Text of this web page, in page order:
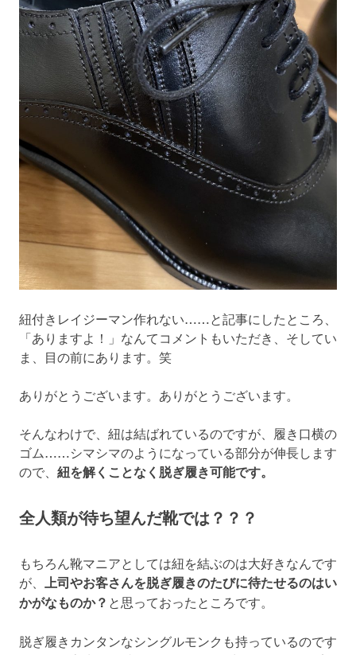
紐付きレイジーマン作れない……と記事にしたところ、
「ありますよ！」なんてコメントもいただき、そしてい
ま、目の前にあります。笑
ありがとうございます。ありがとうございます。
そんなわけで、紐は結ばれているのですが、履き口横の
ゴム……シマシマのようになっている部分が伸長します
ので、 紐を解くことなく脱ぎ履き可能です。
全人類が待ち望んだ靴では？？？
もちろん靴マニアとしては紐を結ぶのは大好きなんです
が、 上司やお客さんを脱ぎ履きのたびに待たせるのはい
かがなものか？ と思っておったところです。
脱ぎ履きカンタンなシングルモンクも持っているのです